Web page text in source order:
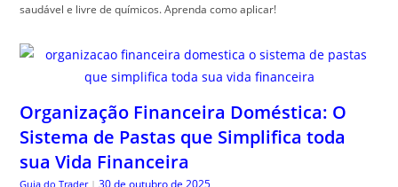
saudável e livre de químicos. Aprenda como aplicar!
Organização Financeira Doméstica: O
Sistema de Pastas que Simplifica toda
sua Vida Financeira
Guia do Trader | 30 de outubro de 2025